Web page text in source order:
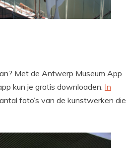
Met de Antwerp Museum App
kun je gratis downloaden. In
foto’s van de kunstwerken die